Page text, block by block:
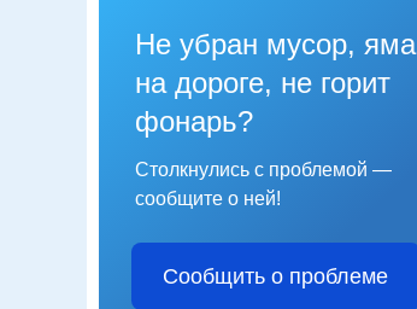
Не убран мусор, яма
на дороге, не горит
фонарь?
Столкнулись с проблемой —
сообщите о ней!
Сообщить о проблеме